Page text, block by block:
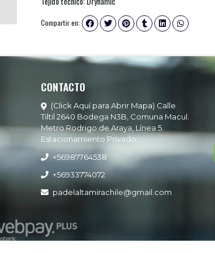
Compartir en:
CONTACTO
(Click Aquí para Abrir Mapa) Calle
Tiltil 2640 Bodega N3B, Comuna Macul.
Metro Rodrigo de Araya, Línea 5.
Estacionamiento Privado
+56987764538
+56933774072
padelaltamirachile@gmail.com